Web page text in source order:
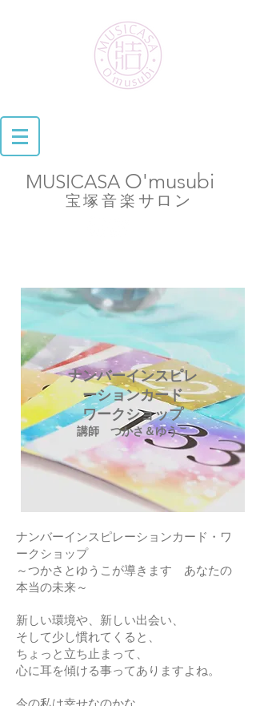
MUSICASA O'musubi
宝塚音楽 サロン
ナンバーインスピレ
ーションカード
ワークショップ
講師 つかさ＆ゆうこ
ナンバーインスピレーションカード・ワ
ークショップ
～つかさとゆうこが導きます あなたの
本当の未来～
新しい環境や、新しい出会い、
そして少し慣れてくると、
ちょっと立ち止まって、
心に耳を傾ける事ってありますよね。
今の私は幸せなのかな